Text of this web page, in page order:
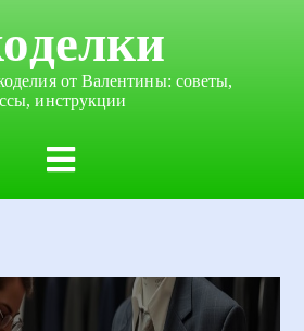
от Валентины: советы,
инструкции